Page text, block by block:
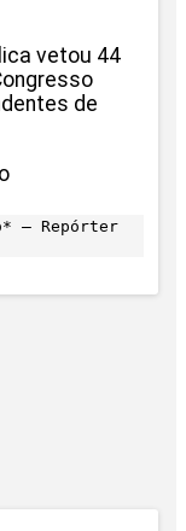
vetou 44
de
– Repórter